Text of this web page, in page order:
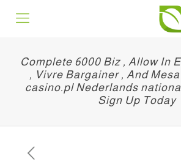
Complete 6000 Biz , Allow In
, Vivre Bargainer , And
casino.pl Nederlands
Sign Up Today